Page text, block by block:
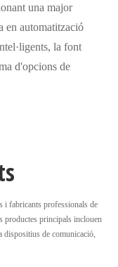
una major
en automatització
la font
d'opcions de
i fabricants professionals de
productes principals inclouen
de comunicació,